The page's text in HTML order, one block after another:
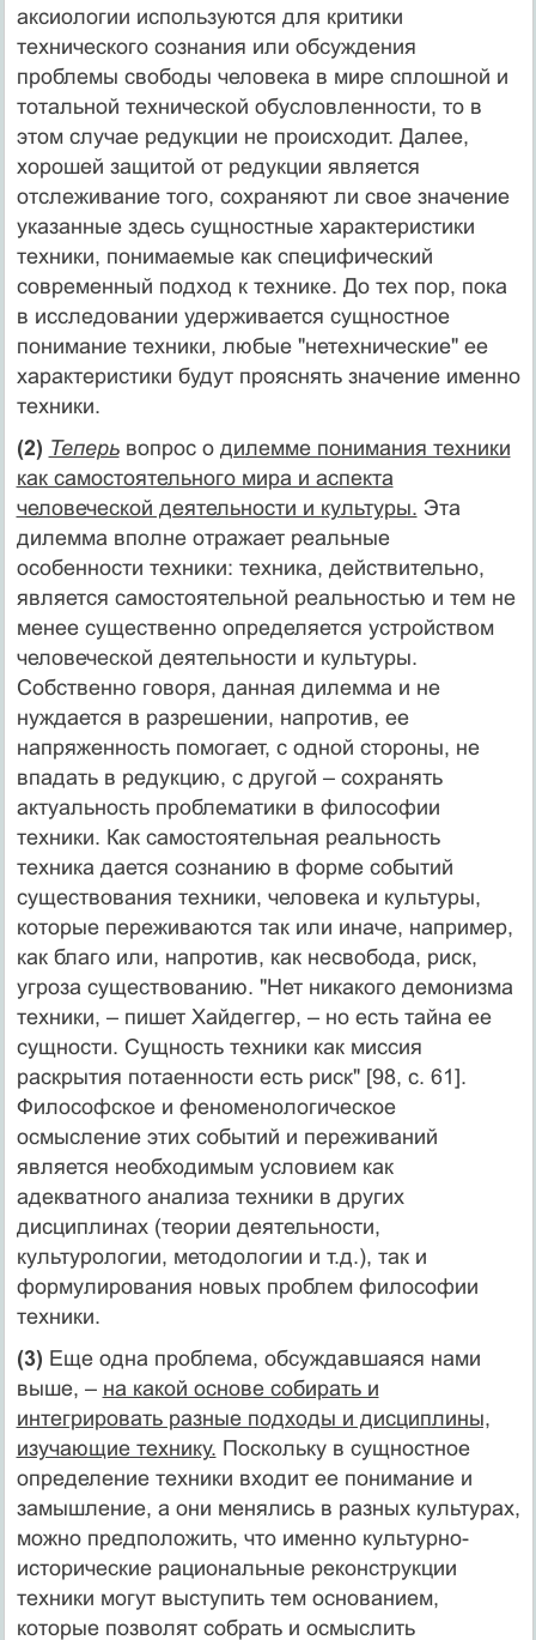
аксиологии используются для критики
технического сознания или обсуждения
проблемы свободы человека в мире сплошной и
тотальной технической обусловленности, то в
этом случае редукции не происходит. Далее,
хорошей защитой от редукции является
отслеживание того, сохраняют ли свое значение
указанные здесь сущностные характеристики
техники, понимаемые как специфический
современный подход к технике. До тех пор, пока
в исследовании удерживается сущностное
понимание техники, любые "нетехнические" ее
характеристики будут прояснять значение именно
техники.
(2) Теперьвопрос о дилемме понимания техники
как самостоятельного мира и аспекта
человеческой деятельности и культуры. Эта
дилемма вполне отражает реальные
особенности техники: техника, действительно,
является самостоятельной реальностью и тем не
менее существенно определяется устройством
человеческой деятельности и культуры.
Собственно говоря, данная дилемма и не
нуждается в разрешении, напротив, ее
напряженность помогает, с одной стороны, не
впадать в редукцию, с другой – сохранять
актуальность проблематики в философии
техники. Как самостоятельная реальность
техника дается сознанию в форме событий
существования техники, человека и культуры,
которые переживаются так или иначе, например,
как благо или, напротив, как несвобода, риск,
угроза существованию. "Нет никакого демонизма
техники, – пишет Хайдеггер, – но есть тайна ее
сущности. Сущность техники как миссия
раскрытия потаенности есть риск" [98, с. 61].
Философское и феноменологическое
осмысление этих событий и переживаний
является необходимым условием как
адекватного анализа техники в других
дисциплинах (теории деятельности,
культурологии, методологии и т.д.), так и
формулирования новых проблем философии
техники.
(3) Еще одна проблема, обсуждавшаяся нами
выше, – на какой основе собирать и
интегрировать разные подходы и дисциплины,
изучающие технику. Поскольку в сущностное
определение техники входит ее понимание и
замышление, а они менялись в разных культурах,
можно предположить, что именно культурно-
исторические рациональные реконструкции
техники могут выступить тем основанием,
которые позволят собрать и осмыслить